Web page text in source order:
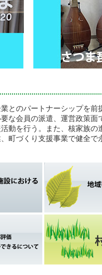
とのパートナーシップを前
な会員の派遣、運営政策面
動を行う。また、核家族の
町づくり支援事業で健全で